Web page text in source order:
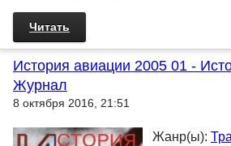
Читать
История авиации 2005 01 -
Журнал
8 октября 2016, 21:51
Жанр(ы):